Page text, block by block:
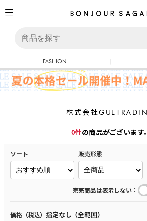
FASHION |
株式会社
0件の商品がございます。
ソート 販売形態
完売商品は表示しない ：
価格（税込） 指定なし（全範囲）